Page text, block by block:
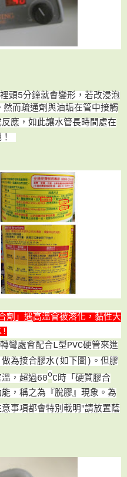
頭5分鐘就會變形，若改浸泡
然而疏通劑與油垢在管中接觸
應， 如此讓水管長時間處在
！
劑 」 遇高溫會被溶化 ，黏性大
!
轉彎處會配合L型PVC硬管來進
做為接合膠水(如下圖)。 但膠
， 超過60oC時 「 硬質膠合
，稱之為『脫膠』現象 。為
意事項都會特別載明"請放置蔭